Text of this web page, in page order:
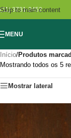
Skip to main content
(11) 3731-2452
MENU
Início/Produtos
Mostrando todos os 5
Mostrar lateral